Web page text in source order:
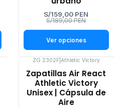
S/159,00 PEN
S/189,00 PEN
Ver opciones
-56%
OFF
ZG 2302F| Athletic Victory
Zapatillas Air React
Athletic Victory
Unisex | Cápsula de
Aire